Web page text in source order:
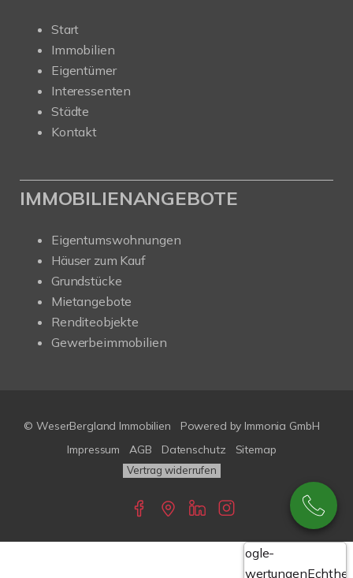
Start
Immobilien
Eigentümer
Interessenten
Städte
Kontakt
IMMOBILIENANGEBOTE
Eigentumswohnungen
Häuser zum Kauf
Grundstücke
Mietangebote
Renditeobjekte
Gewerbeimmobilien
© WeserBergland Immobilien Powered by Immonia GmbH
Impressum
AGB Datenschutz Sitemap
Vertrag widerrufen
Google-
Bewertungen